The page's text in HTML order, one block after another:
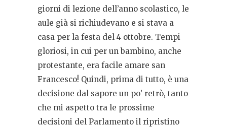
giorni di lezione dell’anno scolastico, le
aule già si richiudevano e si stava a
casa per la festa del 4 ottobre. Tempi
gloriosi, in cui per un bambino, anche
protestante, era facile amare san
Francesco! Quindi, prima di tutto, è una
decisione dal sapore un po’ retrò, tanto
che mi aspetto tra le prossime
decisioni del Parlamento il ripristino